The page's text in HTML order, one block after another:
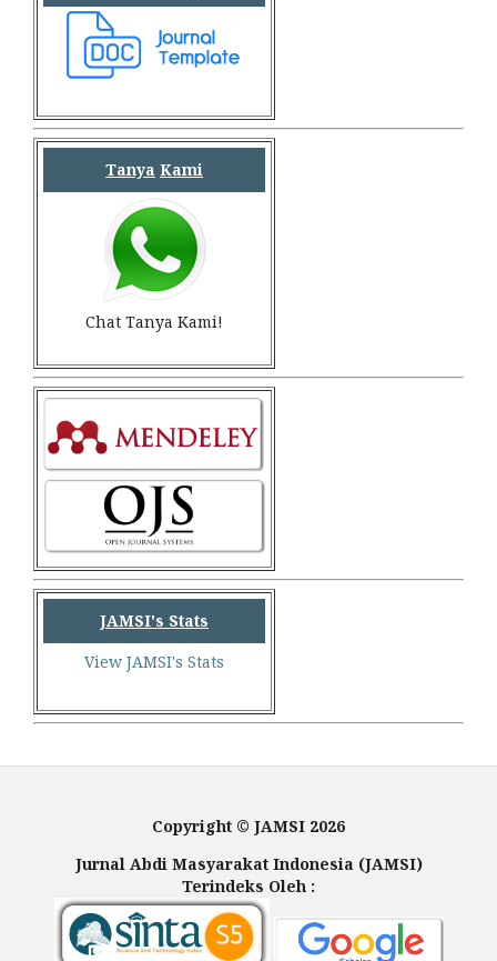
Tanya Kami
Chat Tanya Kami!
JAMSI's Stats
View JAMSI's Stats
Copyright © JAMSI 2026
Jurnal Abdi Masyarakat Indonesia (JAMSI)
Terindeks Oleh :